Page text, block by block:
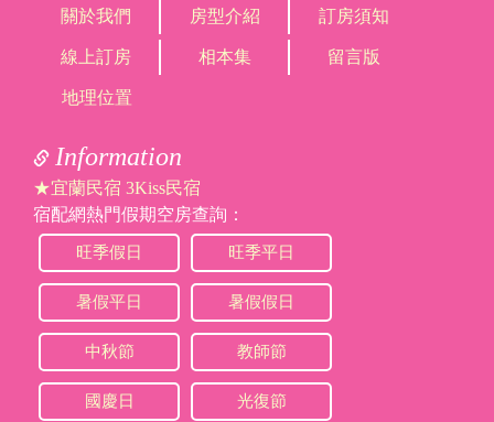
關於我們 房型介紹 訂房須知
線上訂房 相本集 留言版
地理位置
Information
★宜蘭民宿 3Kiss民宿
宿配網熱門假期空房查詢：
旺季假日 旺季平日
暑假平日 暑假假日
中秋節 教師節
國慶日 光復節